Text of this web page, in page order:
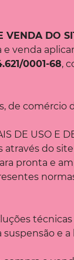
VENDA DO
venda
0001-68,
de
DE USO E
através do
pronta e
e